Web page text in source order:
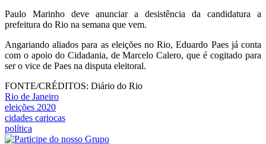
Paulo Marinho deve anunciar a desistência da candidatura a
prefeitura do Rio na semana que vem.
Angariando aliados para as eleições no Rio, Eduardo Paes já conta
com o apoio do Cidadania, de Marcelo Calero, que é cogitado para
ser o vice de Paes na disputa eleitoral.
FONTE/CRÉDITOS: Diário do Rio
Rio de Janeiro
eleições 2020
cidades cariocas
política